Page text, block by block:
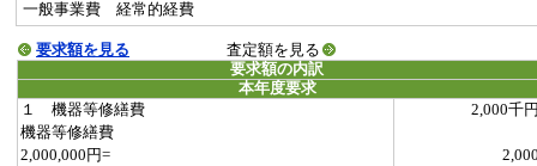
一般事業費 経常的経費
要求額を見る
査定額を見る
要求額の内訳
本年度要求
１ 機器等修繕費
2,000千
機器等修繕費
2,000,000円=